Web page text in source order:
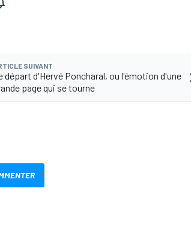
SUIVANT
départ d'Hervé Poncharal, ou l'émotion d'une
page qui se tourne